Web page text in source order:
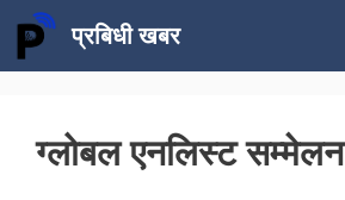
Skip
content
प्रबिधी खबर
ग्लोबल एनलिस्ट सम्मेलन